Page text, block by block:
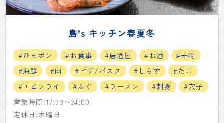
島’s キッチン春夏冬
#ひまポン #お食事 #居酒屋 #お酒
#干物
#海鮮
#肉 #ピザ/パスタ #しらす
#たこ
#エビフライ
#ふぐ #ラーメン #刺身
#穴子
営業時間:17:30〜24:00
定休日:木曜日